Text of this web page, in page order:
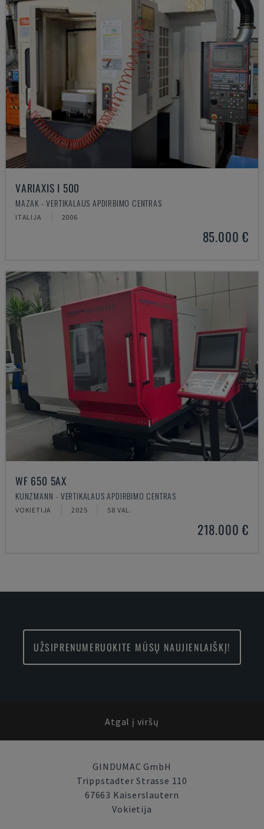
VARIAXIS I 500
MAZAK - VERTIKALAUS APDIRBIMO CENTRAS
ITALIJA 2006
85.000 €
WF 650 5AX
KUNZMANN - VERTIKALAUS APDIRBIMO CENTRAS
VOKIETIJA 2025 58 VAL.
218.000 €
UŽSIPRENUMERUOKITE MŪSŲ NAUJIENLAIŠKĮ!
Atgal į viršų
GINDUMAC GmbH
Trippstadter Strasse 110
67663 Kaiserslautern
Vokietija